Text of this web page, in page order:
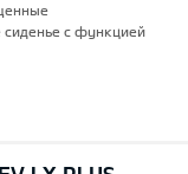
сиденье с функцией